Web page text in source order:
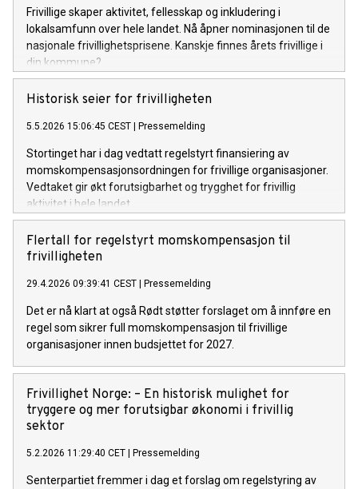
Frivillige skaper aktivitet, fellesskap og inkludering i
lokalsamfunn over hele landet. Nå åpner nominasjonen til de
nasjonale frivillighetsprisene. Kanskje finnes årets frivillige i
din kommune?
Historisk seier for frivilligheten
5.5.2026 15:06:45 CEST | Pressemelding
Stortinget har i dag vedtatt regelstyrt finansiering av
momskompensasjonsordningen for frivillige organisasjoner.
Vedtaket gir økt forutsigbarhet og trygghet for frivillig
aktivitet i hele landet.
Flertall for regelstyrt momskompensasjon til
frivilligheten
29.4.2026 09:39:41 CEST | Pressemelding
Det er nå klart at også Rødt støtter forslaget om å innføre en
regel som sikrer full momskompensasjon til frivillige
organisasjoner innen budsjettet for 2027.
Frivillighet Norge: – En historisk mulighet for
tryggere og mer forutsigbar økonomi i frivillig
sektor
5.2.2026 11:29:40 CET | Pressemelding
Senterpartiet fremmer i dag et forslag om regelstyring av